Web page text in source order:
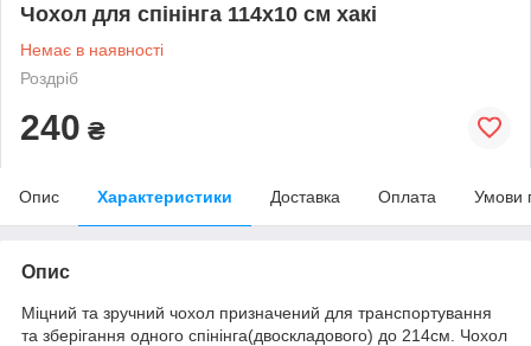
Чохол для спінінга 114х10 см хакі
Немає в наявності
Роздріб
240 ₴
Опис Характеристики Доставка Оплата Умови
Опис
Міцний та зручний чохол призначений для транспортування
та зберігання одного спінінга(двоскладового) до 214см. Чохол